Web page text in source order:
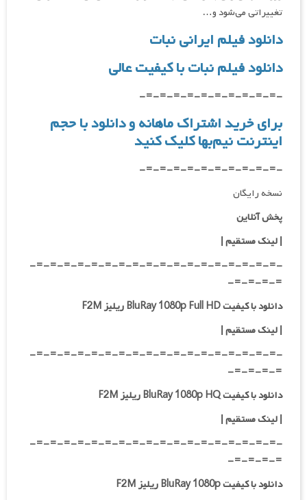
تغییراتی می‌شود و…
دانلود فیلم ایرانی نبات
دانلود فیلم نبات با کیفیت عالی
-=-=-=-=-=-=-=-=-=-=-
برای خرید اشتراک ماهانه و دانلود با حجم
اینترنت نیم‌بهاکلیک کنید
-=-=-=-=-=-=-=-=-=-=-
نسخه رایگان
پخش آنلاین
| لینک مستقیم |
-=-=-=-=-=-=-=-=-=-=-=-=-=-=-=-=-=-=-
=-=-=-=-
دانلود با کیفیت BluRay 1080p Full HD ریلیز F2M
|لینک مستقیم |
-=-=-=-=-=-=-=-=-=-=-=-=-=-=-=-=-=-=-
=-=-=-=-
دانلود با کیفیت BluRay 1080p HQ ریلیز F2M
|لینک مستقیم |
-=-=-=-=-=-=-=-=-=-=-=-=-=-=-=-=-=-=-
=-=-=-=-
دانلود با کیفیت BluRay 1080p ریلیز F2M